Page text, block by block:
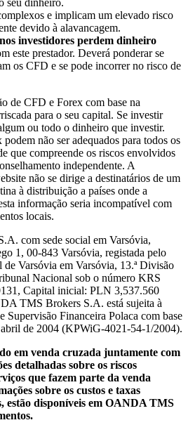
e implicam um elevado risco
devido à alavancagem.
investidores perdem dinheiro
este prestador. Deverá ponderar se
os CFD e se pode incorrer no risco de
de CFD e Forex com base na
para o seu capital. Se investir
ou todo o dinheiro que investir.
não ser adequados para todos os
que compreende os riscos envolvidos
independente. A
não se dirige a destinatários de um
à distribuição a países onde a
informação seria incompatível com
locais.
com sede social em Varsóvia,
1, 00-843 Varsóvia, registada pelo
Varsóvia em Varsóvia, 13.ª Divisão
Nacional sob o número KRS
Capital inicial: PLN 3,537.560
TMS Brokers S.A. está sujeita à
Supervisão Financeira Polaca com base
de 2004 (KPWiG-4021-54-1/2004).
em venda cruzada juntamente com
detalhadas sobre os riscos
que fazem parte da venda
sobre os custos e taxas
estão disponíveis em OANDA TMS